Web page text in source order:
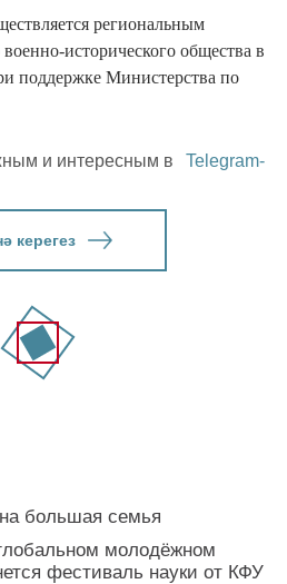
региональным
исторического общества в
поддержке Министерства по
и интересным в
Telegram-
керегез
большая семья
молодёжном
фестиваль науки от КФУ